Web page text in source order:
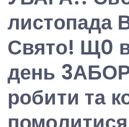
листопада
Свято! Щ0
день
робити та